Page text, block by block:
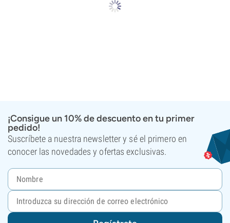
¡Consigue un 10% de descuento en tu primer
pedido!
Suscríbete a nuestra newsletter y sé el primero en
conocer las novedades y ofertas exclusivas.